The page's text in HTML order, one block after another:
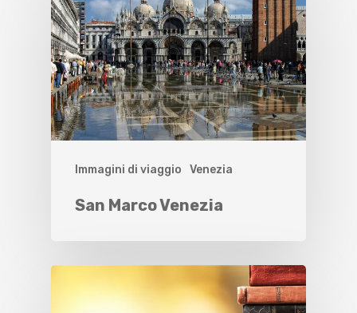
Immagini di viaggio Venezia
San Marco Venezia